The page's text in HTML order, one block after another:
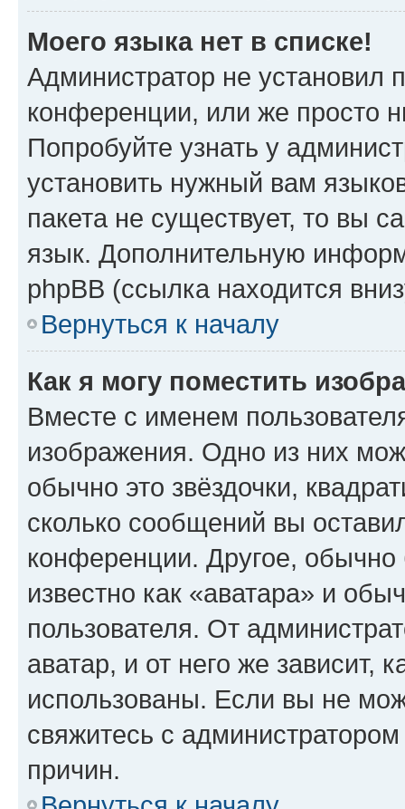
Моего языка нет в списке!
Администратор не установил
конференции, или же просто
Попробуйте узнать у
установить нужный вам
пакета не существует, то вы
язык. Дополнительную
phpBB (ссылка находится
Вернуться к началу
Как я могу поместить
Вместе с именем
изображения. Одно из них
обычно это звёздочки,
сколько сообщений вы
конференции. Другое,
известно как «аватара» и
пользователя. От
аватар, и от него же зависит,
использованы. Если вы не
свяжитесь с
причин.